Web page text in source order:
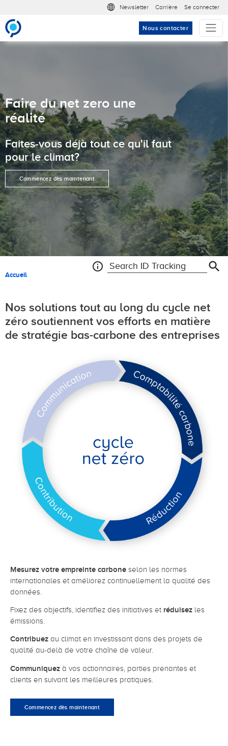
Meta nav
Newsletter Carrière Se connecter
Nous contacter
Faire du net zero une
réalité
Faites-vous déjà tout ce qu'il faut
pour le climat?
Commencez dès maintenant
Fil d'Ariane
Accueil
Nos solutions tout au long du cycle net
zéro soutiennent vos efforts en matière
de stratégie bas-carbone des entreprises
Mesurez votre empreinte carboneselon les normes
internationales et améliorez continuellement la qualité des
données.
Fixez des objectifs, identifiez des initiatives et réduisez les
émissions.
Contribuezau climat en investissant dans des projets de
qualité au-delà de votre chaîne de valeur.
Communiquezà vos actionnaires, parties prenantes et
clients en suivant les meilleures pratiques.
Commencez dès maintenant
info
Search ID Tracking search